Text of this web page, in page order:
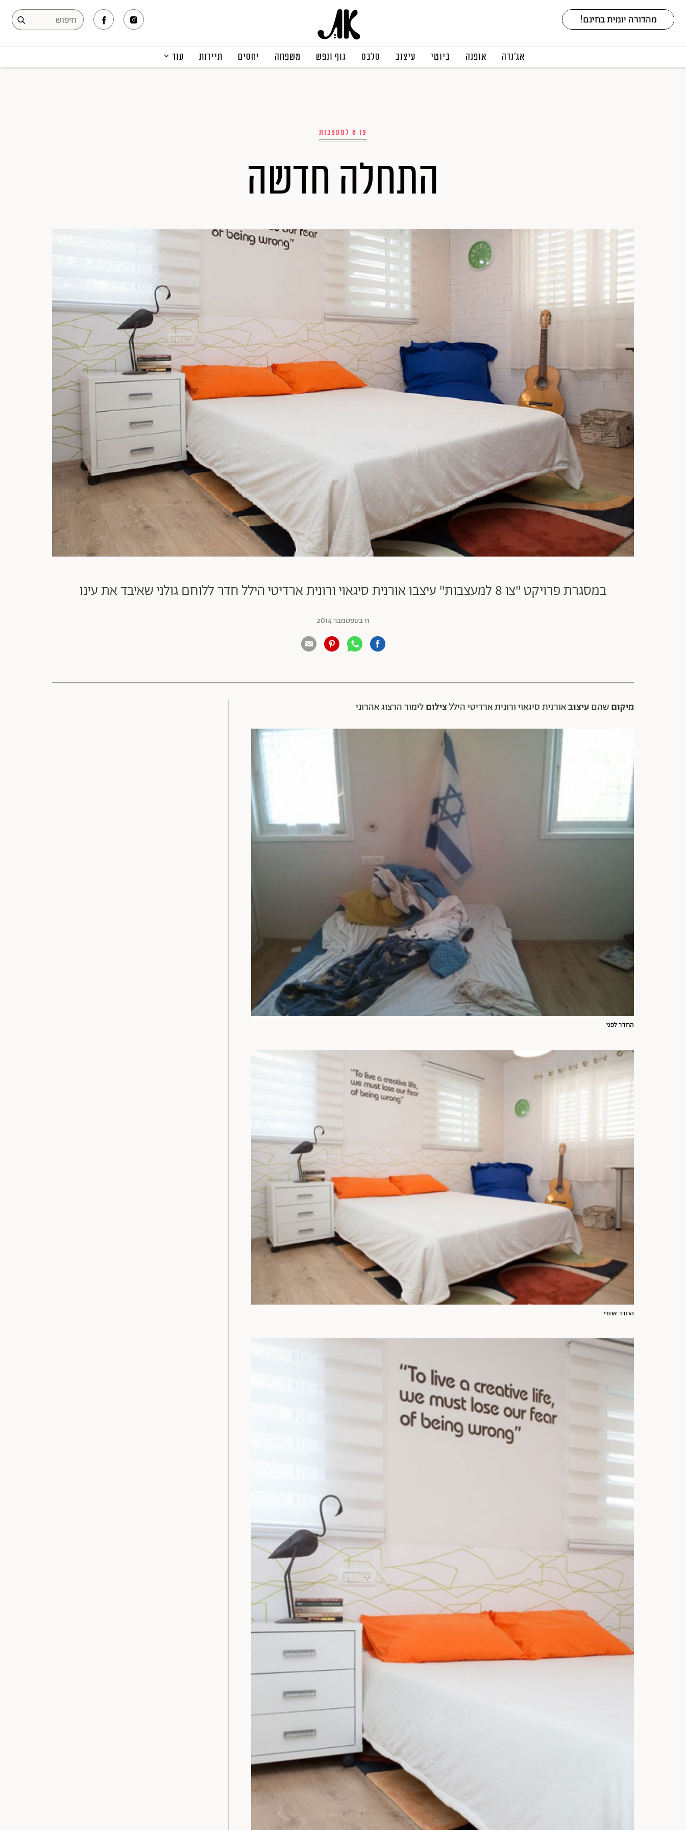
אג׳נדה אופנה ביוטי עיצוב סלבס גוף ונפש משפחה יחסים תיירות עוד
צו 8 למעצבות
התחלה חדשה
במסגרת פרויקט "צו 8 למעצבות" עיצבו אורנית סיגאוי ורונית ארדיטי הילל חדר ללוחם גולני שאיבד את עינו
11 בספטמבר 2014
מיקוםשהםעיצובאורנית סיגאוי ורונית ארדיטי היללצילוםלימור הרצוג אהרוני
החדר לפני
החדר אחרי